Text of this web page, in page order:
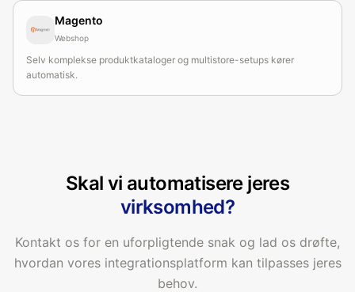
Magento
Webshop
Selv komplekse produktkataloger og multistore-setups kører
automatisk.
Skal vi automatisere jeres
virksomhed?
Kontakt os for en uforpligtende snak og lad os drøfte,
hvordan vores integrationsplatform kan tilpasses jeres
behov.